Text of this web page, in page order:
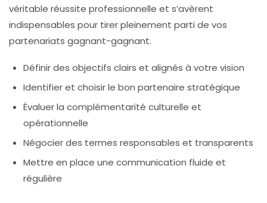
véritable réussite professionnelle et s’avèrent
indispensables pour tirer pleinement parti de vos
partenariats gagnant-gagnant.
Définir des objectifs clairs et alignés à votre vision
Identifier et choisir le bon partenaire stratégique
Évaluer la complémentarité culturelle et
opérationnelle
Négocier des termes responsables et transparents
Mettre en place une communication fluide et
régulière